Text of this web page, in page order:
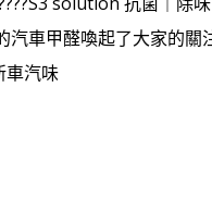
汽車甲醛喚起了大家的
汽味